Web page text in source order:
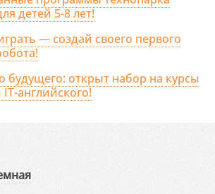
детей 5-8 лет!
— создай своего первого
будущего: открыт набор на курсы
английского!